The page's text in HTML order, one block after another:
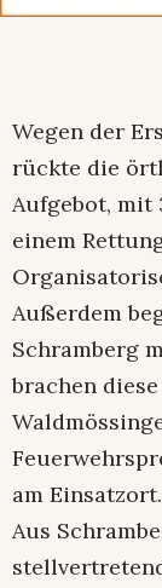
Wegen der
rückte die
Aufgebot, mit
einem
Außerdem
Schramberg
brachen
am Einsatzort.
Aus